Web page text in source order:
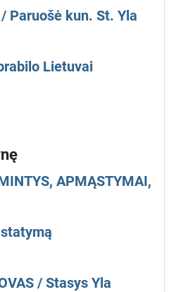
Paruošė kun. St. Yla
Lietuvai
APMĄSTYMAI,
/ Stasys Yla